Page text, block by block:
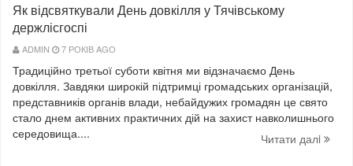
Як відсвяткували День довкілля у Тячівському
держлісгоспі
ADMIN 7 РОКІВ AGO
Традиційно третьої суботи квітня ми відзначаємо День
довкілля. Завдяки широкій підтримці громадських організацій,
представників органів влади, небайдужих громадян це свято
стало днем активних практичних дій на захист навколишнього
середовища....
Читати далi